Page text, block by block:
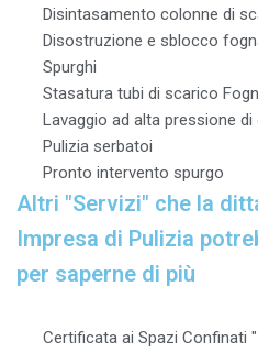
Disintasamento colonne di
Disostruzione e sblocco
Spurghi
Stasatura tubi di scarico
Lavaggio ad alta pressione
Pulizia serbatoi
Pronto intervento spurgo
Altri "Servizi" che la
Impresa di Pulizia
per saperne di più
Certificata ai Spazi Confinati "